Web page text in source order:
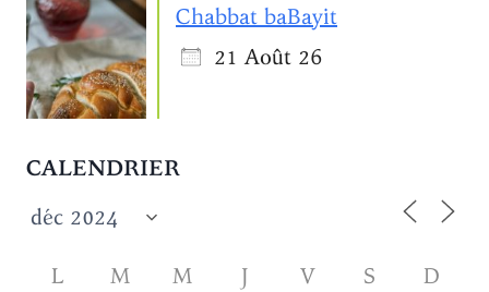
Chabbat baBayit
21 Août 26
CALENDRIER
L M M J V S D